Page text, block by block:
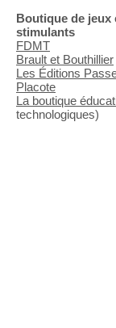
Boutique de jeux
stimulants
FDMT
Brault et Bouthillier​
Les Éditions
Placote
La boutique
technologiques)